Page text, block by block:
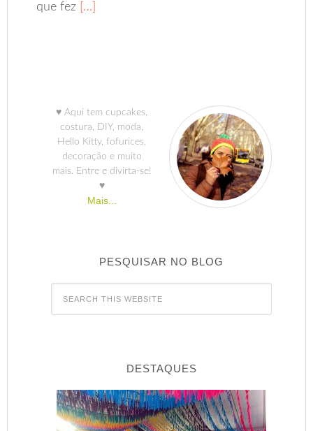
que fez […]
♥ Aqui tem cupcakes,
costura, DIY, moda,
Hello Kitty, fofurices,
decoração e muito
mais. Entre e divirta-se!
♥
Mais...
PESQUISAR NO BLOG
DESTAQUES